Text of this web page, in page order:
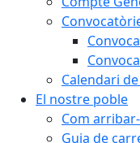
Calendari
El nostre poble
Com
Guia de